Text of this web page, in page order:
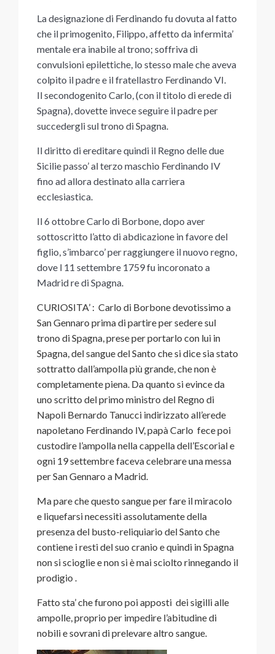
La designazione di Ferdinando fu dovuta al fatto
che il primogenito, Filippo, affetto da infermita’
mentale era inabile al trono; soffriva di
convulsioni epilettiche, lo stesso male che aveva
colpito il padre e il fratellastro Ferdinando VI.
Il secondogenito Carlo, (con il titolo di erede di
Spagna), dovette invece seguire il padre per
succedergli sul trono di Spagna.
Il diritto di ereditare quindi il Regno delle due
Sicilie passo’ al terzo maschio Ferdinando IV
fino ad allora destinato alla carriera
ecclesiastica.
Il 6 ottobre Carlo di Borbone, dopo aver
sottoscritto l’atto di abdicazione in favore del
figlio, s’imbarco’ per raggiungere il nuovo regno,
dove l 11 settembre 1759 fu incoronato a
Madrid re di Spagna.
CURIOSITA’ : Carlo di Borbone devotissimo a
San Gennaro prima di partire per sedere sul
trono di Spagna, prese per portarlo con lui in
Spagna, del sangue del Santo che si dice sia stato
sottratto dall’ampolla più grande, che non è
completamente piena. Da quanto si evince da
uno scritto del primo ministro del Regno di
Napoli Bernardo Tanucci indirizzato all’erede
napoletano Ferdinando IV, papà Carlo fece poi
custodire l’ampolla nella cappella dell’Escorial e
ogni 19 settembre faceva celebrare una messa
per San Gennaro a Madrid.
Ma pare che questo sangue per fare il miracolo
e liquefarsi necessiti assolutamentedella
presenza del busto-reliquiario del Santo che
contiene i resti del suo cranio e quindi in Spagna
non si scioglie e non si è mai sciolto rinnegando il
prodigio .
Fatto sta’ che furono poi apposti dei sigilli alle
ampolle, proprio per impedire l’abitudine di
nobili e sovrani di prelevare altro sangue.